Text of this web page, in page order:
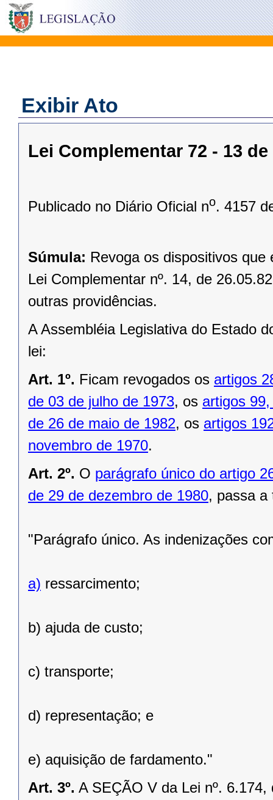
Exibir Ato
Lei Complementar 72 - 13
Publicado no Diário Oficial no. 4157
Súmula: Revoga os dispositivos
Lei Complementar nº. 14, de
outras providências.
A Assembléia Legislativa do Estado
lei:
Art. 1º. Ficam revogados os artigos
de 03 de julho de 1973, os artigos
de 26 de maio de 1982, os artigos
novembro de 1970.
Art. 2º. O parágrafo único do artigo
de 29 de dezembro de 1980, passa a
"Parágrafo único. As indenizações
a) ressarcimento;
b) ajuda de custo;
c) transporte;
d) representação; e
e) aquisição de fardamento."
Art. 3º. A SEÇÃO V da Lei nº.